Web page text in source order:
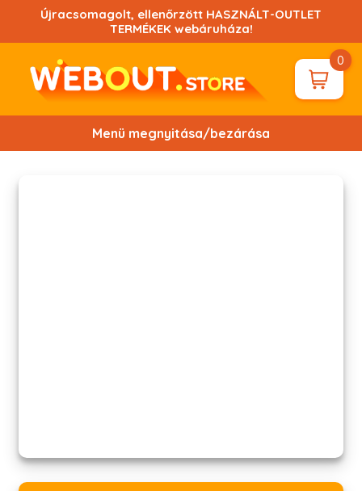
tartalomhoz!
Újracsomagolt, ellenőrzött HASZNÁLT-OUTLET
TERMÉKEK webáruháza!
0
Menü megnyitása/bezárása